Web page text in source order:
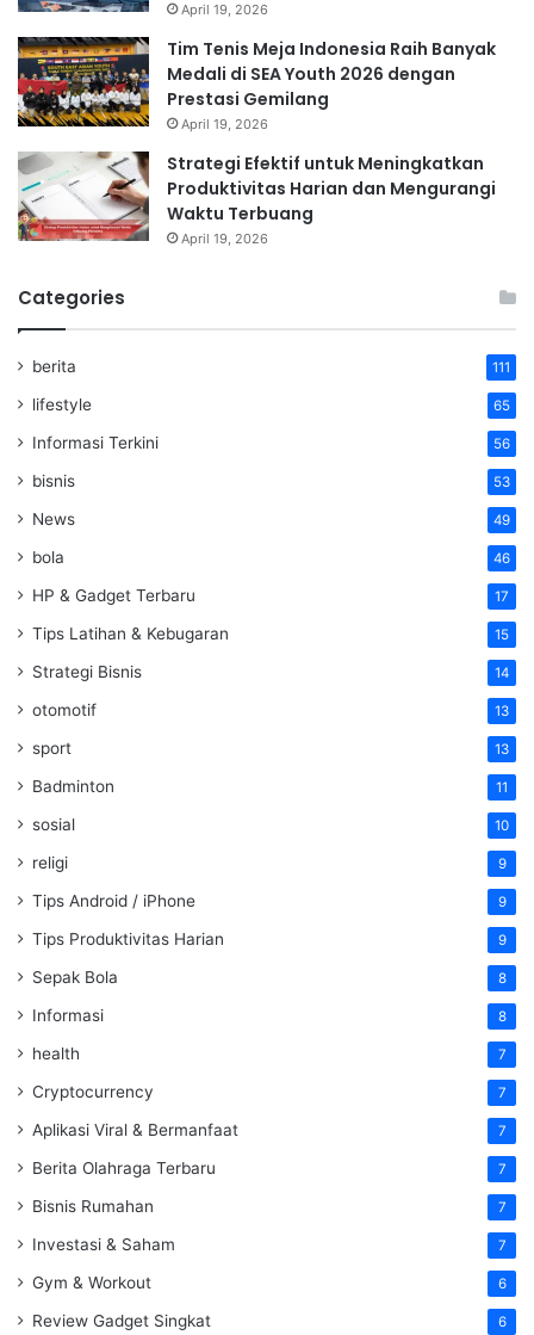
April 19, 2026
Tim Tenis Meja Indonesia Raih Banyak
Medali di SEA Youth 2026 dengan
Prestasi Gemilang
April 19, 2026
Strategi Efektif untuk Meningkatkan
Produktivitas Harian dan Mengurangi
Waktu Terbuang
April 19, 2026
Categories
berita 111
lifestyle 65
Informasi Terkini 56
bisnis 53
News 49
bola 46
HP & Gadget Terbaru 17
Tips Latihan & Kebugaran 15
Strategi Bisnis 14
otomotif 13
sport 13
Badminton 11
sosial 10
religi 9
Tips Android / iPhone 9
Tips Produktivitas Harian 9
Sepak Bola 8
Informasi 8
health 7
Cryptocurrency 7
Aplikasi Viral & Bermanfaat 7
Berita Olahraga Terbaru 7
Bisnis Rumahan 7
Investasi & Saham 7
Gym & Workout 6
Review Gadget Singkat 6